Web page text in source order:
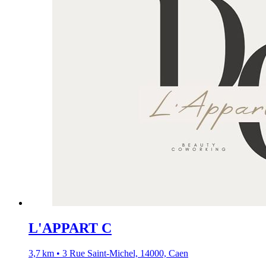
L'APPART C
3,7 km • 3 Rue Saint-Michel, 14000, Caen